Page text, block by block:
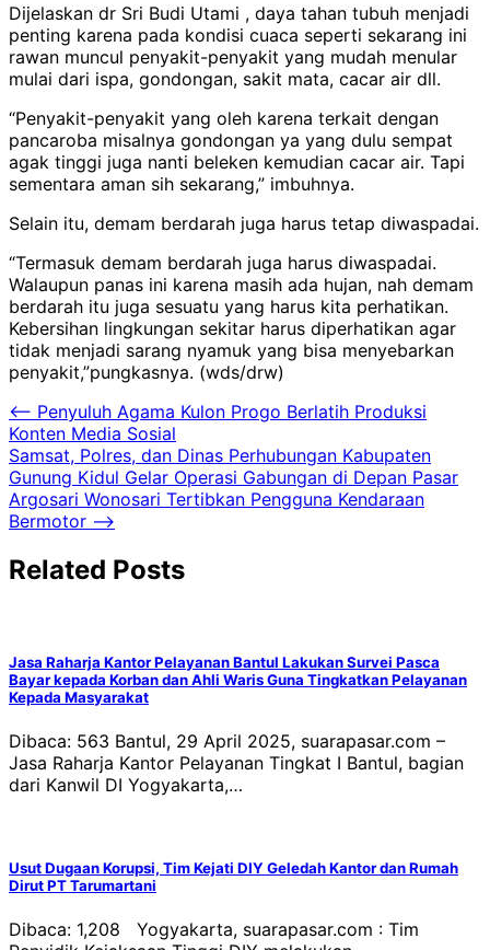
Dijelaskan dr Sri Budi Utami , daya tahan tubuh menjadi
penting karena pada kondisi cuaca seperti sekarang ini
rawan muncul penyakit-penyakit yang mudah menular
mulai dari ispa, gondongan, sakit mata, cacar air dll.
“Penyakit-penyakit yang oleh karena terkait dengan
pancaroba misalnya gondongan ya yang dulu sempat
agak tinggi juga nanti beleken kemudian cacar air. Tapi
sementara aman sih sekarang,” imbuhnya.
Selain itu, demam berdarah juga harus tetap diwaspadai.
“Termasuk demam berdarah juga harus diwaspadai.
Walaupun panas ini karena masih ada hujan, nah demam
berdarah itu juga sesuatu yang harus kita perhatikan.
Kebersihan lingkungan sekitar harus diperhatikan agar
tidak menjadi sarang nyamuk yang bisa menyebarkan
penyakit,”pungkasnya. (wds/drw)
Navigasi
pos
⟵ Penyuluh Agama Kulon Progo Berlatih Produksi
Konten Media Sosial
Samsat, Polres, dan Dinas Perhubungan Kabupaten
Gunung Kidul Gelar Operasi Gabungan di Depan Pasar
Argosari Wonosari Tertibkan Pengguna Kendaraan
Bermotor ⟶
Related Posts
Jasa Raharja Kantor Pelayanan Bantul Lakukan Survei Pasca
Bayar kepada Korban dan Ahli Waris Guna Tingkatkan Pelayanan
Kepada Masyarakat
Dibaca: 563 Bantul, 29 April 2025, suarapasar.com –
Jasa Raharja Kantor Pelayanan Tingkat I Bantul, bagian
dari Kanwil DI Yogyakarta,…
Usut Dugaan Korupsi, Tim Kejati DIY Geledah Kantor dan Rumah
Dirut PT Tarumartani
Dibaca: 1,208 Yogyakarta, suarapasar.com : Tim